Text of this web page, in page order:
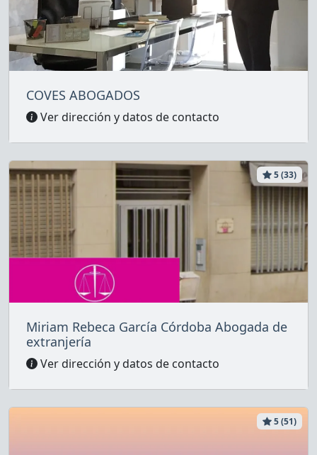
COVES ABOGADOS
Ver dirección y datos de contacto
5 (33)
Miriam Rebeca García Córdoba Abogada de
extranjería
Ver dirección y datos de contacto
5 (51)